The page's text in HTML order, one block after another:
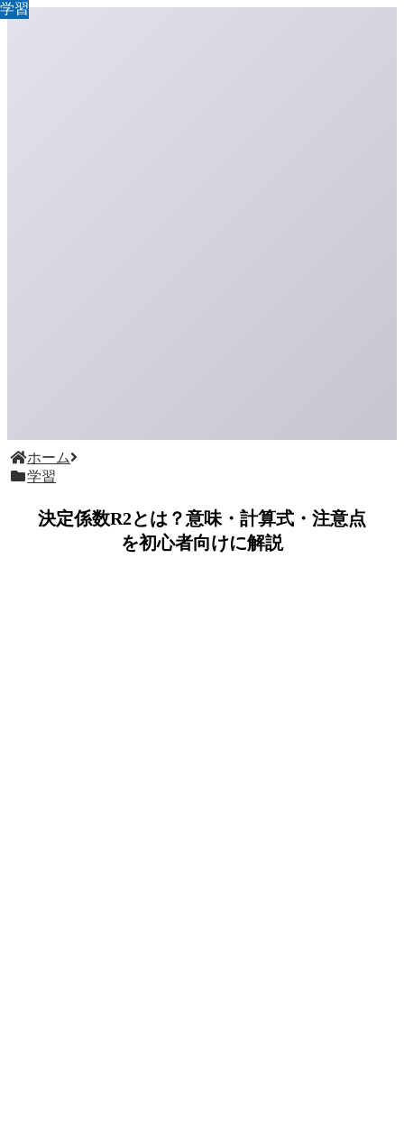
ホーム
学習
決定係数R2とは？意味・計算式・注意点
を初心者向けに解説
学習
学習
学習
学習
学習
学習
学習
学習
学習